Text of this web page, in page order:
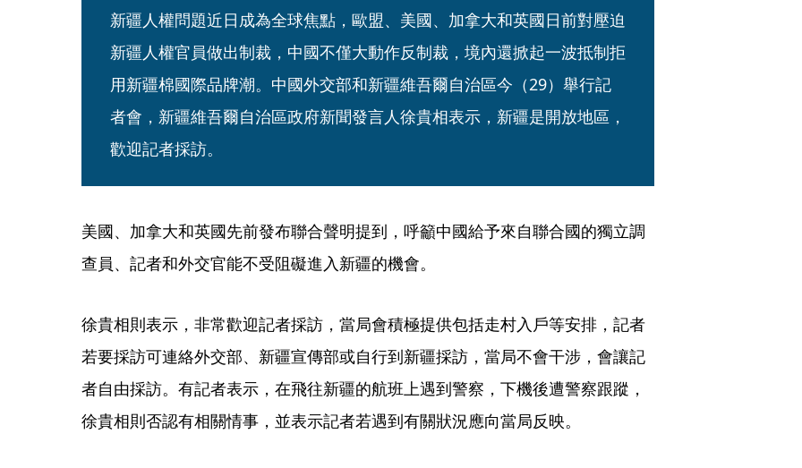
新疆人權問題近日成為全球焦點，歐盟、美國、加拿大和英國日前對壓迫
新疆人權官員做出制裁，中國不僅大動作反制裁，境內還掀起一波抵制拒
用新疆棉國際品牌潮。中國外交部和新疆維吾爾自治區今（29）舉行記
者會，新疆維吾爾自治區政府新聞發言人徐貴相表示，新疆是開放地區，
歡迎記者採訪。
美國、加拿大和英國先前發布聯合聲明提到，呼籲中國給予來自聯合國的獨立調
查員、記者和外交官能不受阻礙進入新疆的機會。
徐貴相則表示，非常歡迎記者採訪，當局會積極提供包括走村入戶等安排，記者
若要採訪可連絡外交部、新疆宣傳部或自行到新疆採訪，當局不會干涉，會讓記
者自由採訪。有記者表示，在飛往新疆的航班上遇到警察，下機後遭警察跟蹤，
徐貴相則否認有相關情事，並表示記者若遇到有關狀況應向當局反映。